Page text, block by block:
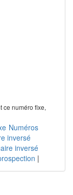
ce numéro fixe,
Numéros
inversé
inversé
|